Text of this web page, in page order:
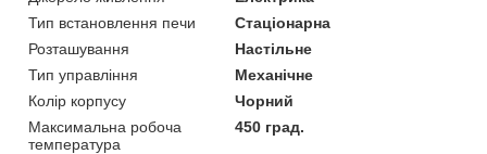
Тип встановлення печи
Стаціонарна
Розташування
Настільне
Тип управління
Механічне
Колір корпусу
Чорний
Максимальна робоча
температура
450 град.